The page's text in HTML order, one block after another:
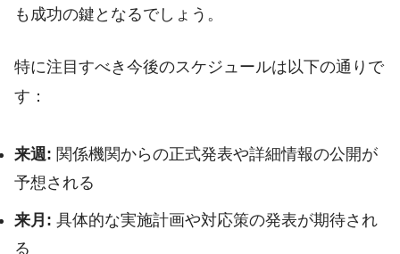
も成功の鍵となるでしょう。
特に注目すべき今後のスケジュールは以下の通りで
す：
来週: 関係機関からの正式発表や詳細情報の公開が
予想される
来月: 具体的な実施計画や対応策の発表が期待され
る